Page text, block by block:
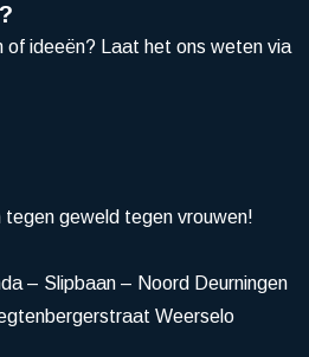
of ideeën? Laat het ons weten via
geweld tegen vrouwen!
– Slipbaan – Noord Deurningen
Weerselo